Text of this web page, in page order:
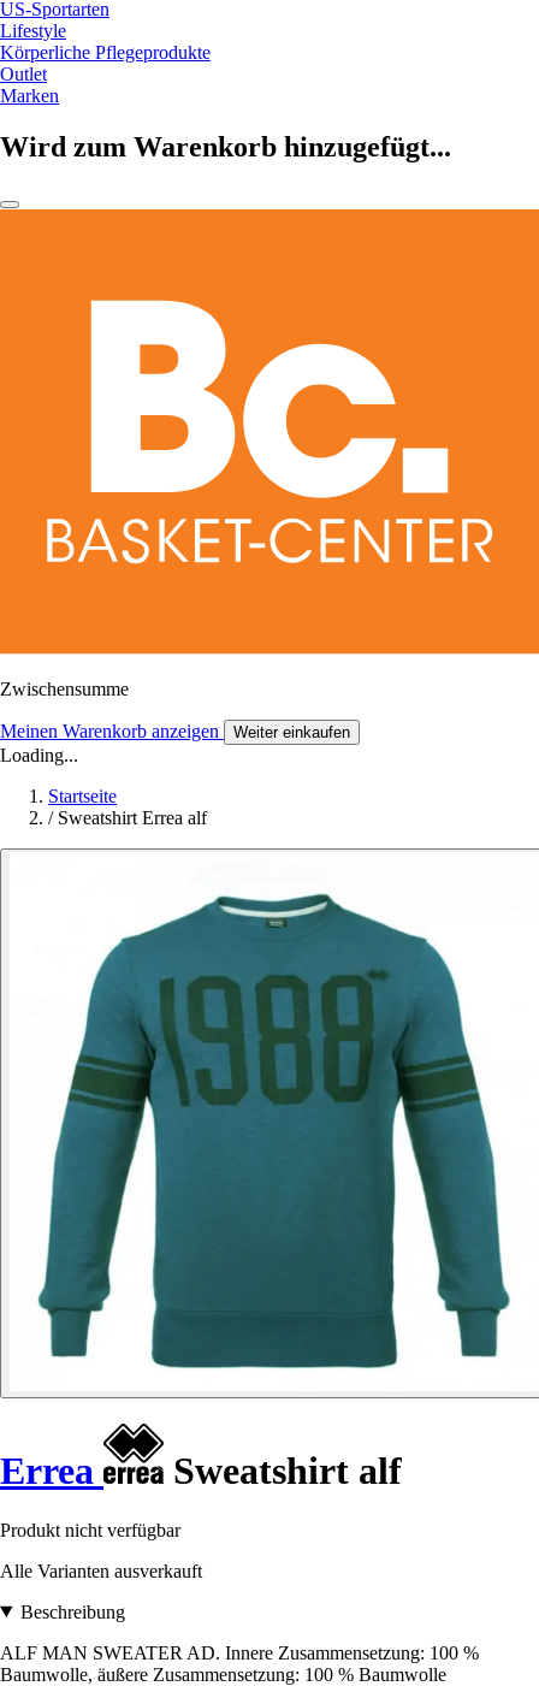
US-Sportarten
Lifestyle
Körperliche Pflegeprodukte
Outlet
Marken
Wird zum Warenkorb hinzugefügt...
Zwischensumme
Meinen Warenkorb anzeigen Weiter einkaufen
Loading...
Startseite
/ Sweatshirt Errea alf
Errea Sweatshirt alf
Produkt nicht verfügbar
Alle Varianten ausverkauft
Beschreibung
ALF MAN SWEATER AD. Innere Zusammensetzung: 100 %
Baumwolle, äußere Zusammensetzung: 100 % Baumwolle